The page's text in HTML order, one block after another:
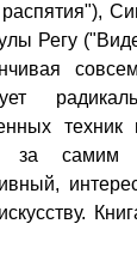
Регу
за самим